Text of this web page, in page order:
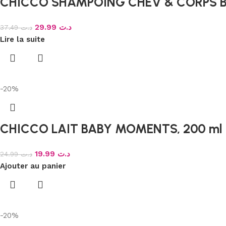
د.ت37.49 د.ت
Lire la suite
-20%
CHICCO LAIT BABY MOMENTS, 200 ml
د.ت24.99 د.ت
Ajouter au panier
-20%